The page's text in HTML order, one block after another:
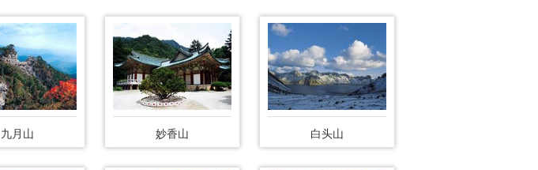
九月山 妙香山 白头山